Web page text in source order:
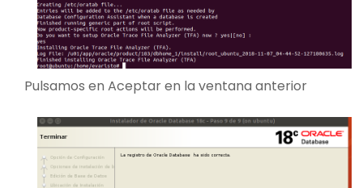
Pulsamos en Aceptar en la ventana anterior